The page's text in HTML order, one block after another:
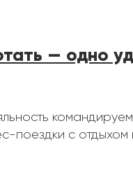
— одно
поездки с отдыхом